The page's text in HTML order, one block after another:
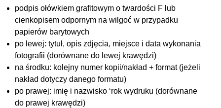
podpis ołówkiem grafitowym o twardości F lub
cienkopisem odpornym na wilgoć w przypadku
papierów barytowych
po lewej: tytuł, opis zdjęcia, miejsce i data wykonania
fotografii (dorównane do lewej krawędzi)
na środku: kolejny numer kopii/nakład + format (jeżeli
nakład dotyczy danego formatu)
po prawej: imię i nazwisko ‘rok wydruku (dorównane
do prawej krawędzi)